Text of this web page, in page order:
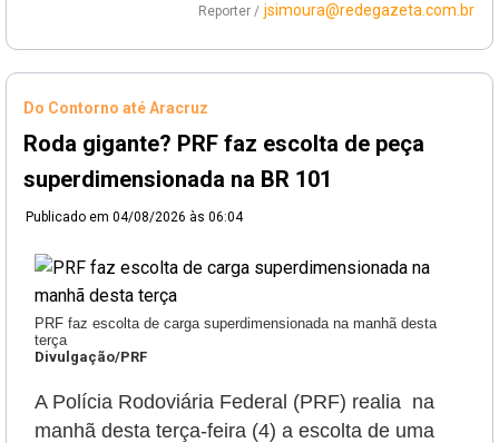
Reporter / jsimoura@redegazeta.com.br
Do Contorno até Aracruz
Roda gigante? PRF faz escolta de peça
superdimensionada na BR 101
Publicado em 04/08/2026 às 06:04
PRF faz escolta de carga superdimensionada na manhã desta
terça
Divulgação/PRF
A Polícia Rodoviária Federal (PRF) realia na
manhã desta terça-feira (4) a escolta de uma